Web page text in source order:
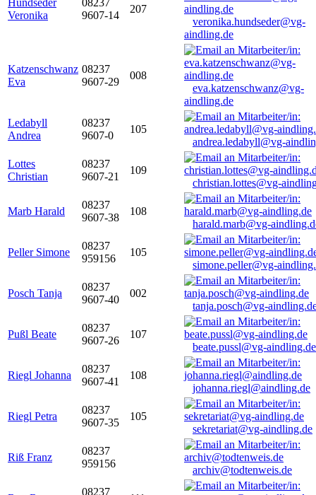
Hundseder
Veronika
08237
9607-14
207
veronika.hundseder@vg-
aindling.de
Katzenschwanz
Eva
08237
9607-29
008
eva.katzenschwanz@vg-
aindling.de
Ledabyll
Andrea
08237
9607-0
105
andrea.ledabyll@vg-
Lottes
Christian
08237
9607-21
109
christian.lottes@vg-
Marb Harald
08237
9607-38
108
harald.marb@vg-
Peller Simone
08237
959156
105
simone.peller@vg-
Posch Tanja
08237
9607-40
002
tanja.posch@vg-
Pußl Beate
08237
9607-26
107
beate.pussl@vg-aindling.de
Riegl Johanna
08237
9607-41
108
johanna.riegl@aindling.de
Riegl Petra
08237
9607-35
105
sekretariat@vg-aindling.de
Riß Franz
08237
959156
archiv@todtenweis.de
08237